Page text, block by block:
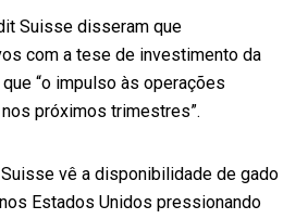
Suisse disseram que
com a tese de investimento da
“o impulso às operações
próximos trimestres”.
vê a disponibilidade de gado
Estados Unidos pressionando